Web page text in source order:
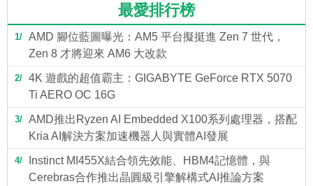
最愛排行榜
1
AMD 腳位藍圖曝光：AM5 平台擬挺進 Zen 7 世代，
Zen 8 才將迎來 AM6 大改款
2
4K 遊戲的超值霸主：GIGABYTE GeForce RTX 5070
Ti AERO OC 16G
3
AMD推出Ryzen AI Embedded X100系列處理器，搭配
Kria AI解決方案加速機器人與實體AI發展
4
Instinct MI455X結合領先效能、HBM4記憶體，與
Cerebras合作推出晶圓級引擎解構式AI推論方案